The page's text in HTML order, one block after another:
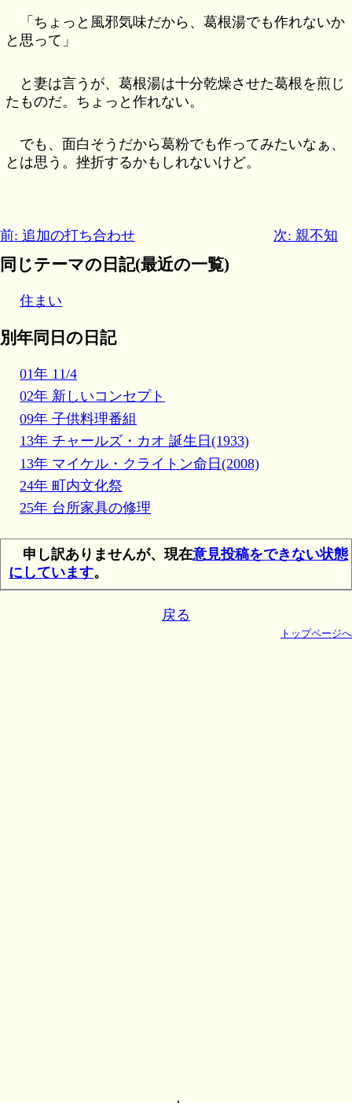
「ちょっと風邪気味だから、葛根湯でも作れないか
と思って」
と妻は言うが、葛根湯は十分乾燥させた葛根を煎じ
たものだ。ちょっと作れない。
でも、面白そうだから葛粉でも作ってみたいなぁ、
とは思う。挫折するかもしれないけど。
前: 追加の打ち合わせ 次: 親不知
同じテーマの日記(最近の一覧)
住まい
別年同日の日記
01年 11/4
02年 新しいコンセプト
09年 子供料理番組
13年 チャールズ・カオ 誕生日(1933)
13年 マイケル・クライトン命日(2008)
24年 町内文化祭
25年 台所家具の修理
申し訳ありませんが、現在意見投稿をできない状態
にしています。
戻る
トップページへ